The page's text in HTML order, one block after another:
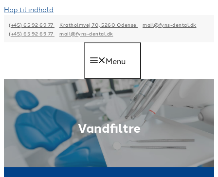
Hop til indhold
(+45) 65 92 69 77 Kratholmvej 70, 5260 Odense
mail@fyns-dental.dk
(+45) 65 92 69 77
mail@fyns-dental.dk
Menu
Vandfiltre